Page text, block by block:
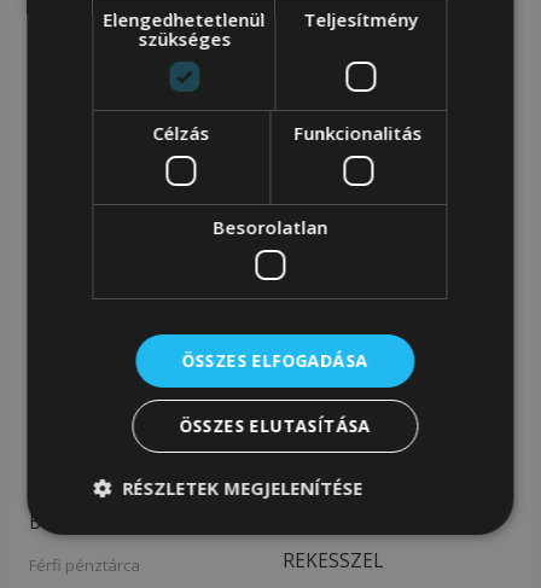
+
Kosárba teszem
Mérete : 8,5 x 2,5 x 12,5 cm
Kapcsolódó termékek
Férfi pénztárca
Elengedhetetlenül
szükséges
Teljesítmény
Célzás Funkcionalitás
Besorolatlan
ÖSSZES ELFOGADÁSA
ÖSSZES ELUTASÍTÁSA
RÉSZLETEK MEGJELENÍTÉSE